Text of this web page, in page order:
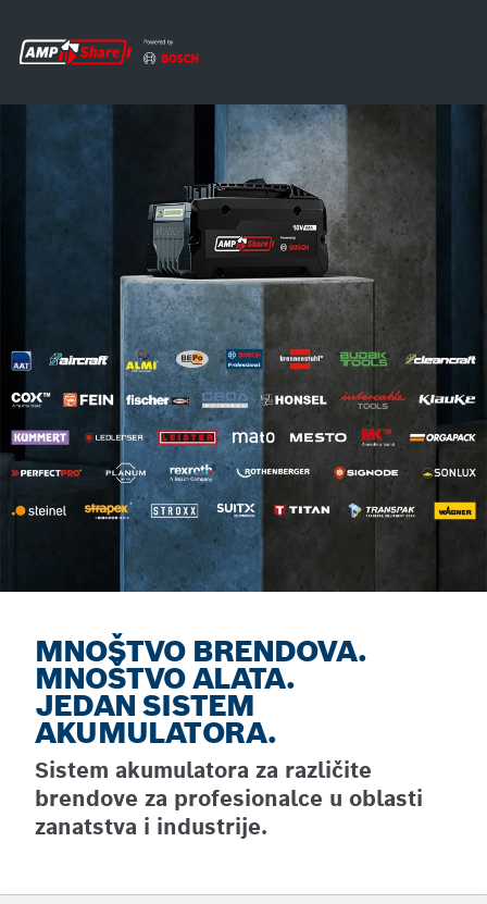
MNOŠTVO BRENDOVA.
MNOŠTVO ALATA.
JEDAN SISTEM
AKUMULATORA.
Sistem akumulatora za različite
brendove za profesionalce u oblasti
zanatstva i industrije.